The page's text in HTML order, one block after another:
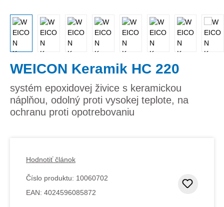
WEICON Keramik HC 220
systém epoxidovej živice s keramickou
náplňou, odolný proti vysokej teplote, na
ochranu proti opotrebovaniu
Hodnotiť článok
Číslo produktu: 10060702
EAN: 4024596085872